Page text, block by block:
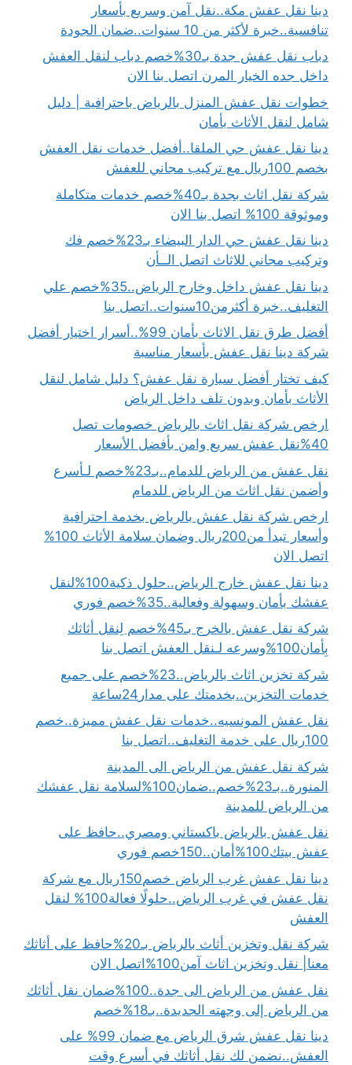
دينا نقل عفش مكة..نقل آمن وسريع بأسعار
تنافسية..خبرة لأكثر من 10 سنوات..ضمان الجودة
دباب نقل عفش جدة بـ30%خصم دباب لنقل العفش
داخل جده الخيار المرن اتصل بنا الان
خطوات نقل عفش المنزل بالرياض باحترافية | دليل
شامل لنقل الأثاث بأمان
دينا نقل عفش حي الملقا..أفضل خدمات نقل العفش
بخصم 100ريال مع تركيب مجاني للعفش
شركة نقل اثاث بجدة بـ40%خصم خدمات متكاملة
وموثوقة 100% اتصل بنا الان
دينا نقل عفش حي الدار البيضاء بـ23%خصم فك
وتركيب مجاني للاثاث اتصل الــأن
دينا نقل عفش داخل وخارج الرياض..35%خصم علي
التغليف..خبرة أكثرمن10سنوات..اتصل بنا
أفضل طرق نقل الاثاث بأمان 99%..أسرار اختيار أفضل
شركة دينا نقل عفش بأسعار مناسبة
كيف تختار أفضل سيارة نقل عفش؟ دليل شامل لنقل
الأثاث بأمان وبدون تلف داخل الرياض
ارخص شركة نقل اثاث بالرياض خصومات تصل
40%نقل عفش سريع وامن بأفضل الأسعار
نقل عفش من الرياض للدمام..بـ23%خصم لـأسرع
وأضمن نقل اثاث من الرياض للدمام
ارخص شركة نقل عفش بالرياض بخدمة احترافية
وأسعار تبدأ من200ريال وضمان سلامة الأثاث 100%
اتصل الان
دينا نقل عفش خارج الرياض..حلول ذكية100%لنقل
عفشك بأمان وسهولة وفعالية..35%خصم فوري
شركة نقل عفش بالخرج بـ45%خصم لِنقل أثاثك
بِأمان100%وسرعه لـنقل العفش اتصل بنا
شركة تخزين اثاث بالرياض..23%خصم على جميع
خدمات التخزين..بخدمتك على مدار24ساعة
نقل عفش المونسيه..خدمات نقل عفش مميزة..خصم
100ريال على خدمة التغليف..اتصل بنا
شركة نقل عفش من الرياض الى المدينة
المنورة..بـ23%خصم..ضمان100%لسلامة نقل عفشك
من الرياض للمدينة
نقل عفش بالرياض باكستاني ومصري..حافظ على
عفش بيتك100%أمان..150خصم فوري
دينا نقل عفش غرب الرياض خصم150ريال مع شركة
نقل عفش في غرب الرياض..حلولًا فعالة100% لنقل
العفش
شركة نقل وتخزين أثاث بالرياض بـ20%حافظ على أثاثك
معنا| نقل وتخزين اثاث آمن100%اتصل الان
نقل عفش من الرياض الى جدة..100%ضمان نقل أثاثك
من الرياض إلى وجهته الجديدة..بـ18%خصم
دينا نقل عفش شرق الرياض مع ضمان 99% على
العفش..نضمن لك نقل أثاثك في أسرع وقت